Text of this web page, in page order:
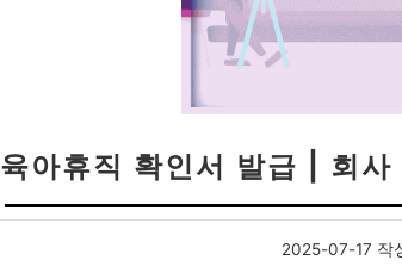
육아휴직 확인서 발급 | 회
2025-07-17 작